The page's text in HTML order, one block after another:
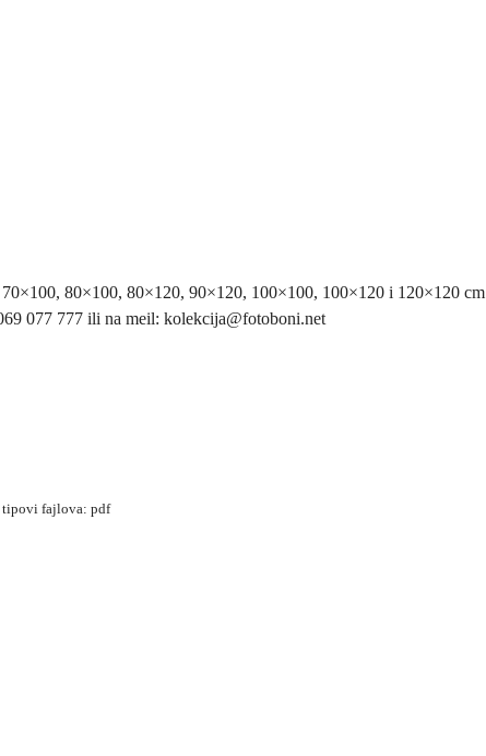
80×100, 80×120, 90×120, 100×100, 100×120 i 120×120 cm
077 777 ili na meil: kolekcija@fotoboni.net
fajlova: pdf